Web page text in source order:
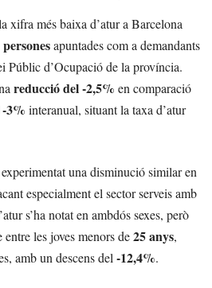
xifra més baixa d’atur a Barcelona
apuntades com a demandants
Públic d’Ocupació de la província.
reducció del -2,5% en comparació
-3% interanual, situant la taxa d’atur
una disminució similar en
especialment el sector serveis amb
s’ha notat en ambdós sexes, però
les joves menors de25 anys,
amb un descens del -12,4%.